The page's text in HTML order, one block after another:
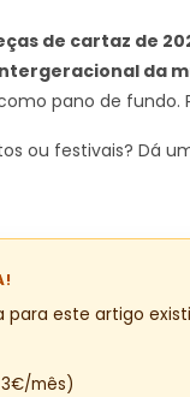
de cartaz de
da
pano de fundo.
ou festivais? Dá
este artigo
mês)